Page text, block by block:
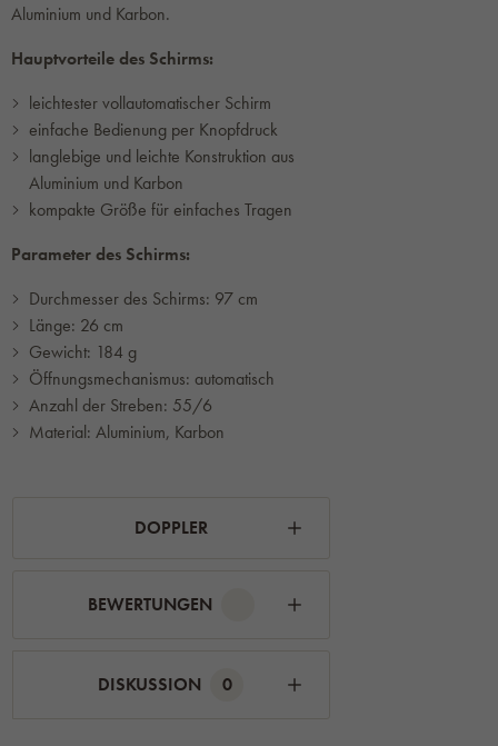
Aluminium und Karbon.
Hauptvorteile des Schirms:
leichtester vollautomatischer Schirm
einfache Bedienung per Knopfdruck
langlebige und leichte Konstruktion aus
Aluminium und Karbon
kompakte Größe für einfaches Tragen
Parameter des Schirms:
Durchmesser des Schirms: 97 cm
Länge: 26 cm
Gewicht: 184 g
Öffnungsmechanismus: automatisch
Anzahl der Streben: 55/6
Material: Aluminium, Karbon
DOPPLER
BEWERTUNGEN
DISKUSSION 0